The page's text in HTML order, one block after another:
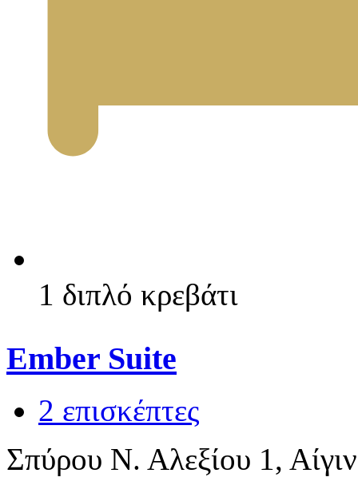
1 διπλό κρεβάτι
Ember Suite
2 επισκέπτες
Σπύρου Ν. Αλεξίου 1,